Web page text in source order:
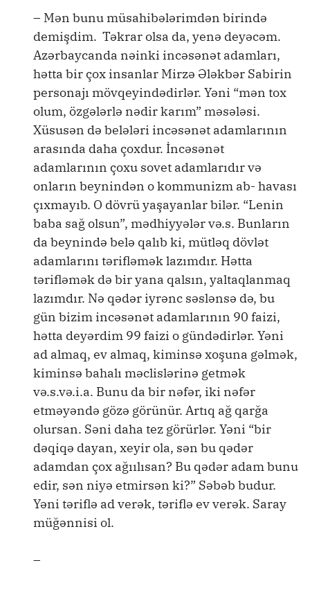
– Mən bunu müsahibələrimdən birində
demişdim. Təkrar olsa da, yenə deyəcəm.
Azərbaycanda nəinki incəsənət adamları,
hətta bir çox insanlar Mirzə Ələkbər Sabirin
personajı mövqeyindədirlər. Yəni “mən tox
olum, özgələrlə nədir karım” məsələsi.
Xüsusən də belələri incəsənət adamlarının
arasında daha çoxdur. İncəsənət
adamlarının çoxu sovet adamlarıdır və
onların beynindən o kommunizm ab- havası
çıxmayıb. O dövrü yaşayanlar bilər. “Lenin
baba sağ olsun”, mədhiyyələr və.s. Bunların
da beynində belə qalıb ki, mütləq dövlət
adamlarını tərifləmək lazımdır. Hətta
tərifləmək də bir yana qalsın, yaltaqlanmaq
lazımdır. Nə qədər iyrənc səslənsə də, bu
gün bizim incəsənət adamlarının 90 faizi,
hətta deyərdim 99 faizi o gündədirlər. Yəni
ad almaq, ev almaq, kiminsə xoşuna gəlmək,
kiminsə bahalı məclislərinə getmək
və.s.və.i.a. Bunu da bir nəfər, iki nəfər
etməyəndə gözə görünür. Artıq ağ qarğa
olursan. Səni daha tez görürlər. Yəni “bir
dəqiqə dayan, xeyir ola, sən bu qədər
adamdan çox ağıılısan? Bu qədər adam bunu
edir, sən niyə etmirsən ki?” Səbəb budur.
Yəni təriflə ad verək, təriflə ev verək. Saray
müğənnisi ol.
–